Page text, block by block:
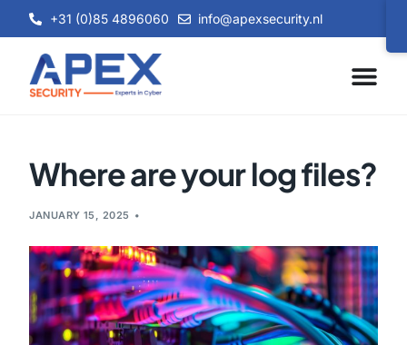
+31 (0)85 4896060 info@apexsecurity.nl
Where are your log files?
JANUARY 15, 2025